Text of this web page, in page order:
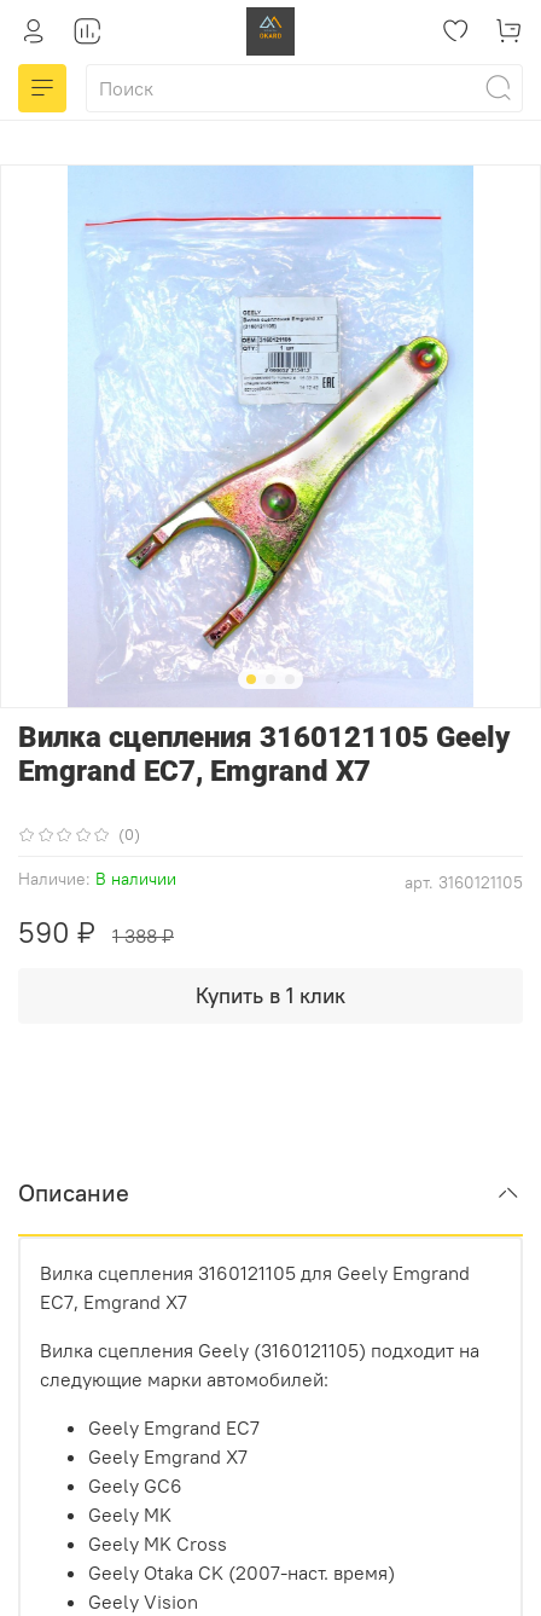
(0)
арт. 3160121105
Наличие: В наличии
Вилка сцепления 3160121105 Geely
Emgrand EC7, Emgrand X7
590 ₽ 1 388 ₽
Купить в 1 клик
Описание
Вилка сцепления 3160121105 для Geely Emgrand
EC7, Emgrand X7
Вилка сцепления Geely (3160121105) подходит на
следующие марки автомобилей:
Geely Emgrand EC7
Geely Emgrand X7
Geely GC6
Geely MK
Geely MK Cross
Geely Otaka CK (2007-наст. время)
Geely Vision